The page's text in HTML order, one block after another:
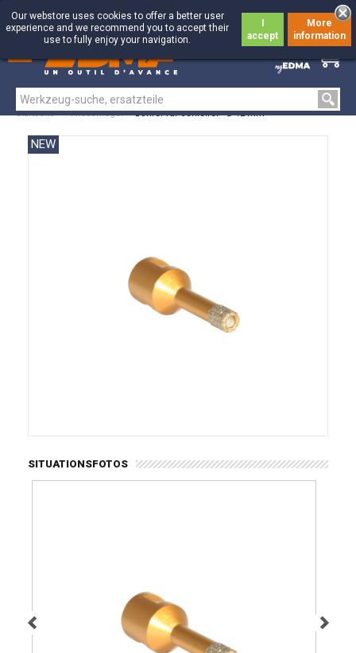
0
0
Our webstore uses cookies to offer a better user
experience and we recommend you to accept their
use to fully enjoy your navigation.
accept
More
information
Startseite > Fliesenleger > Bohrer für Schleifer - Ø 12 mm
NEW
SITUATIONSFOTOS